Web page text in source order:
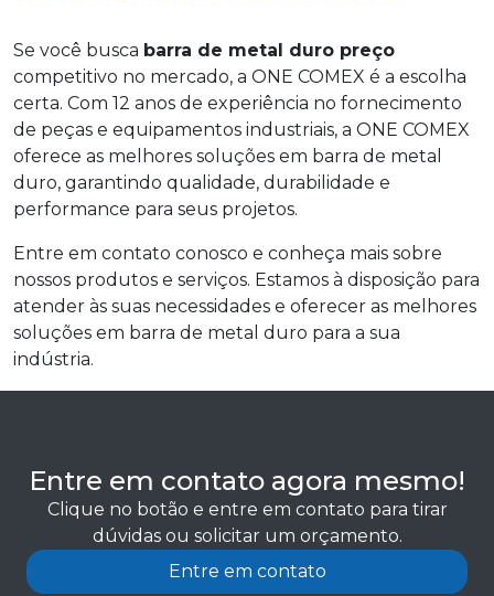
Se você busca barra de metal duro preço
competitivo no mercado, a ONE COMEX é a escolha
certa. Com 12 anos de experiência no fornecimento
de peças e equipamentos industriais, a ONE COMEX
oferece as melhores soluções em barra de metal
duro, garantindo qualidade, durabilidade e
performance para seus projetos.
Entre em contato conosco e conheça mais sobre
nossos produtos e serviços. Estamos à disposição para
atender às suas necessidades e oferecer as melhores
soluções em barra de metal duro para a sua
indústria.
Entre em contato agora mesmo!
Clique no botão e entre em contato para tirar
dúvidas ou solicitar um orçamento.
Entre em contato